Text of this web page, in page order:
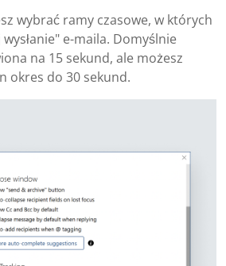
wybrać ramy czasowe, w których
e-maila. Domyślnie
na 15 sekund, ale możesz
okres do 30 sekund.